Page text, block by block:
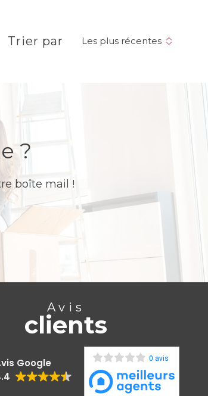
Trier par Les plus récentes
?
boîte mail !
Avis
clients
Google
0 avis